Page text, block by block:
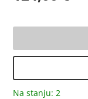
Na stanju: 2